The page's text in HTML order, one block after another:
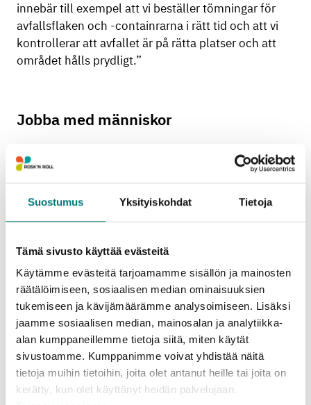
Suostumus Yksityiskohdat Tietoja
Tämä sivusto käyttää evästeitä
Käytämme evästeitä tarjoamamme sisällön ja mainosten
räätälöimiseen, sosiaalisen median ominaisuuksien
tukemiseen ja kävijämäärämme analysoimiseen. Lisäksi
jaamme sosiaalisen median, mainosalan ja analytiikka-
alan kumppaneillemme tietoja siitä, miten käytät
sivustoamme. Kumppanimme voivat yhdistää näitä
tietoja muihin tietoihin, joita olet antanut heille tai joita on
kerätty, kun olet käyttänyt heidän palvelujaan.
innebär till exempel att vi beställer tömningar för
avfallsflaken och -containrarna i rätt tid och att vi
kontrollerar att avfallet är på rätta platser och att
området hålls prydligt.”
Jobba med människor